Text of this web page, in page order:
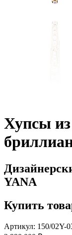
Хупсы из
YANA
Купить
Артикул: 150/02Y-